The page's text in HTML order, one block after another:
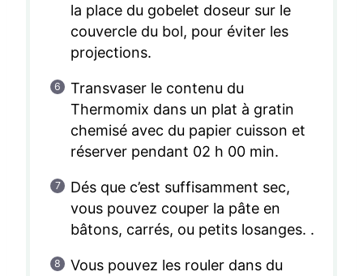
la place du gobelet doseur sur le
couvercle du bol, pour éviter les
projections.
Transvaser le contenu du
Thermomix dans un plat à gratin
chemisé avec du papier cuisson et
réserver pendant 02 h 00 min.
Dés que c’est suffisamment sec,
vous pouvez couper la pâte en
bâtons, carrés, ou petits losanges. .
Vous pouvez les rouler dans du